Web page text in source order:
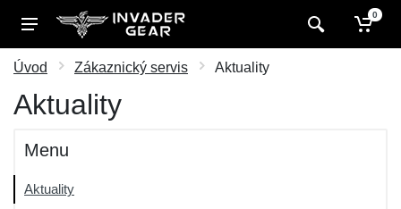
0
Úvod Zákaznický servis Aktuality
Aktuality
Menu
Aktuality